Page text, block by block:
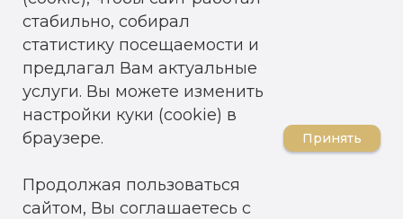
стабильно, собирал
статистику посещаемости и
предлагал Вам актуальные
услуги. Вы можете изменить
настройки куки (cookie) в
браузере.
Продолжая пользоваться
сайтом, Вы соглашаетесь с
Принять